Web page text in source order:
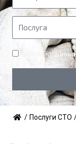
е
л
ф
о
с
г
Я ознайомлений
/ Послуги СТО